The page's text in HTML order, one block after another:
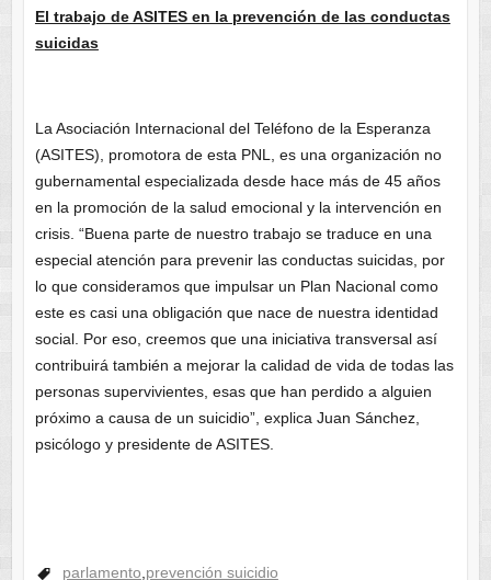
El trabajo de ASITES en la prevención de las conductas
suicidas
La Asociación Internacional del Teléfono de la Esperanza
(ASITES), promotora de esta PNL, es una organización no
gubernamental especializada desde hace más de 45 años
en la promoción de la salud emocional y la intervención en
crisis. “Buena parte de nuestro trabajo se traduce en una
especial atención para prevenir las conductas suicidas, por
lo que consideramos que impulsar un Plan Nacional como
este es casi una obligación que nace de nuestra identidad
social. Por eso, creemos que una iniciativa transversal así
contribuirá también a mejorar la calidad de vida de todas las
personas supervivientes, esas que han perdido a alguien
próximo a causa de un suicidio”, explica Juan Sánchez,
psicólogo y presidente de ASITES.
parlamento prevención suicidio